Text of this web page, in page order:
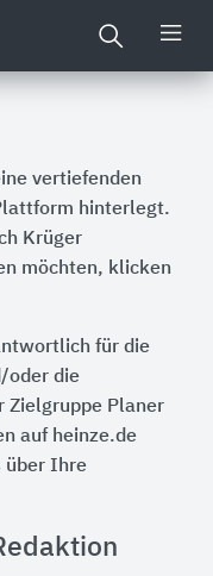
vertiefenden
hinterlegt.
Krüger
möchten, klicken
für die
oder die
Zielgruppe Planer
auf heinze.de
über Ihre